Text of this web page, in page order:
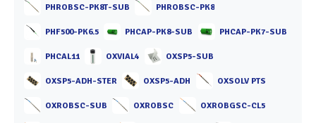
PHROBSC-PK8T-SUB PHROBSC-PK8
PHF500-PK6.5 PHCAP-PK8-SUB PHCAP-PK7-SUB
PHCAL11 OXVIAL4 OXSP5-SUB
OXSP5-ADH-STER OXSP5-ADH OXSOLV PTS
OXROBSC-SUB OXROBSC OXROBGSC-CL5